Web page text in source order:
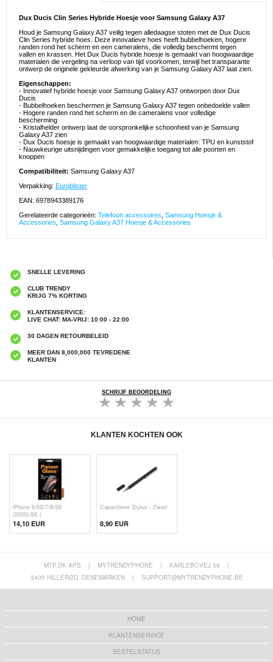
Dux Ducis Clin Series Hybride Hoesje voor Samsung Galaxy A37
Houd je Samsung Galaxy A37 veilig tegen alledaagse stoten met de Dux Ducis
Clin Series hybride hoes. Deze innovatieve hoes heeft bubbelhoeken, hogere
randen rond het scherm en een cameralens, die volledig beschermt tegen
vallen en krassen. Het Dux Ducis hybride hoesje is gemaakt van hoogwaardige
materialen die vergeling na verloop van tijd voorkomen, terwijl het transparante
ontwerp de originele gekleurde afwerking van je Samsung Galaxy A37 laat zien.
Eigenschappen:
- Innovatief hybride hoesje voor Samsung Galaxy A37 ontworpen door Dux
Ducis
- Bubbelhoeken beschermen je Samsung Galaxy A37 tegen onbedoelde vallen
- Hogere randen rond het scherm en de cameralens voor volledige
bescherming
- Kristalhelder ontwerp laat de oorspronkelijke schoonheid van je Samsung
Galaxy A37 zien
- Dux Ducis hoesje is gemaakt van hoogwaardige materialen: TPU en kunststof
- Nauwkeurige uitsnijdingen voor gemakkelijke toegang tot alle poorten en
knoppen
Compatibiliteit: Samsung Galaxy A37
Verpakking: Euroblister
EAN: 6978943389176
Gerelateerde categorieën: Telefoon accessoires Samsung Hoesje &
Accessories Samsung Galaxy A37 Hoesje & Accessories
SNELLE LEVERING
CLUB TRENDY
KRIJG 7% KORTING
KLANTENSERVICE:
LIVE CHAT: MA-VRIJ: 10:00 - 22:00
30 DAGEN RETOURBELEID
MEER DAN 8,000,000 TEVREDENE
KLANTEN
SCHRIJF BEOORDELING
KLANTEN KOCHTEN OOK
iPhone 6/6S/7/8/SE
(2020)/SE (
14,10 EUR
Capacitieve Stylus - Zwart
8,90 EUR
MTP.DK APS | MYTRENDYPHONE | KARLEBOVEJ 59
|
3400 HILLERØD, DENEMARKEN
| SUPPORT@MYTRENDYPHONE.BE
HOME
KLANTENSERVICE
BESTELSTATUS